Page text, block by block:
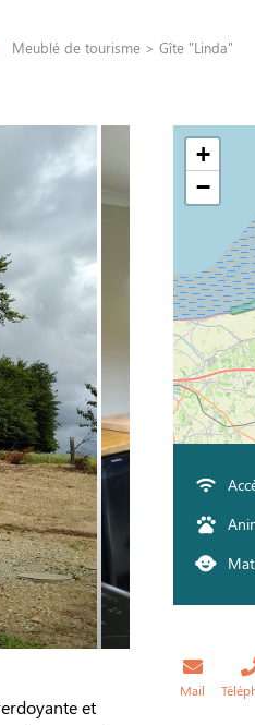
Meublé de tourisme > Gîte "Linda"
et
+
−
Mail